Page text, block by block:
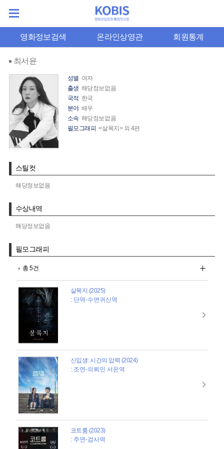
영화정보검색 온라인상영관 회원통계
최서윤
성별 여자
출생 해당정보없음
국적 한국
분야 배우
소속 해당정보없음
필모그래피 <살목지> 외 4편
스틸컷
해당정보없음
수상내역
해당정보없음
필모그래피
총 5건
살목지 (2025)
: 단역-수면귀신역
신입생: 시간의 압력 (2024)
: 조연-의뢰인 서은역
코트룸 (2023)
: 주연-검사역